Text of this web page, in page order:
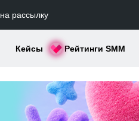
рассылку
Кейсы Рейтинги SMM